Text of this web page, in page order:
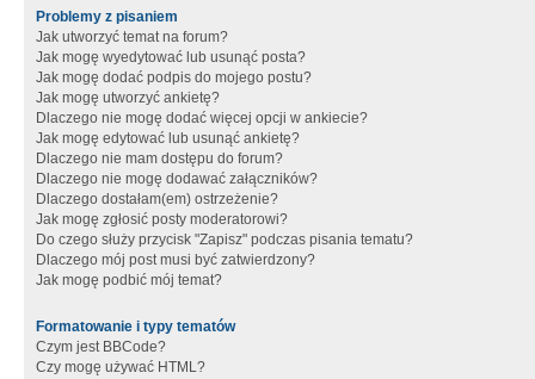
Problemy z pisaniem
Jak utworzyć temat na forum?
Jak mogę wyedytować lub usunąć posta?
Jak mogę dodać podpis do mojego postu?
Jak mogę utworzyć ankietę?
Dlaczego nie mogę dodać więcej opcji w ankiecie?
Jak mogę edytować lub usunąć ankietę?
Dlaczego nie mam dostępu do forum?
Dlaczego nie mogę dodawać załączników?
Dlaczego dostałam(em) ostrzeżenie?
Jak mogę zgłosić posty moderatorowi?
Do czego służy przycisk "Zapisz" podczas pisania tematu?
Dlaczego mój post musi być zatwierdzony?
Jak mogę podbić mój temat?
Formatowanie i typy tematów
Czym jest BBCode?
Czy mogę używać HTML?